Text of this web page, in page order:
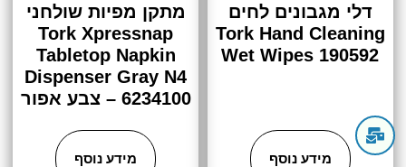
דלי מגבונים לחים
Tork Hand Cleaning
Wet Wipes 190592
מידע נוסף
מתקן מפיות שולחני
Tork Xpressnap
Tabletop Napkin
Dispenser Gray N4
6234100 – צבע אפור
מידע נוסף